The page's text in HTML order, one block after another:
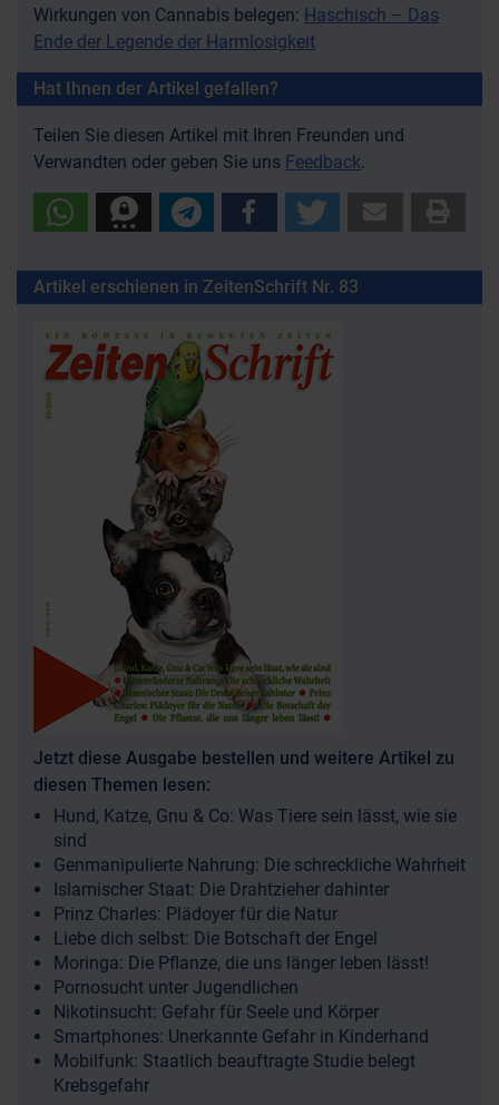
Wirkungen von Cannabis belegen: Haschisch – Das
Ende der Legende der Harmlosigkeit
Hat Ihnen der Artikel gefallen?
Teilen Sie diesen Artikel mit Ihren Freunden und
Verwandten oder geben Sie uns Feedback.
Artikel erschienen in ZeitenSchrift Nr. 83
Jetzt diese Ausgabe bestellen und weitere Artikel zu
diesen Themen lesen:
Hund, Katze, Gnu & Co: Was Tiere sein lässt, wie sie
sind
Genmanipulierte Nahrung: Die schreckliche Wahrheit
Islamischer Staat: Die Drahtzieher dahinter
Prinz Charles: Plädoyer für die Natur
Liebe dich selbst: Die Botschaft der Engel
Moringa: Die Pflanze, die uns länger leben lässt!
Pornosucht unter Jugendlichen
Nikotinsucht: Gefahr für Seele und Körper
Smartphones: Unerkannte Gefahr in Kinderhand
Mobilfunk: Staatlich beauftragte Studie belegt
Krebsgefahr